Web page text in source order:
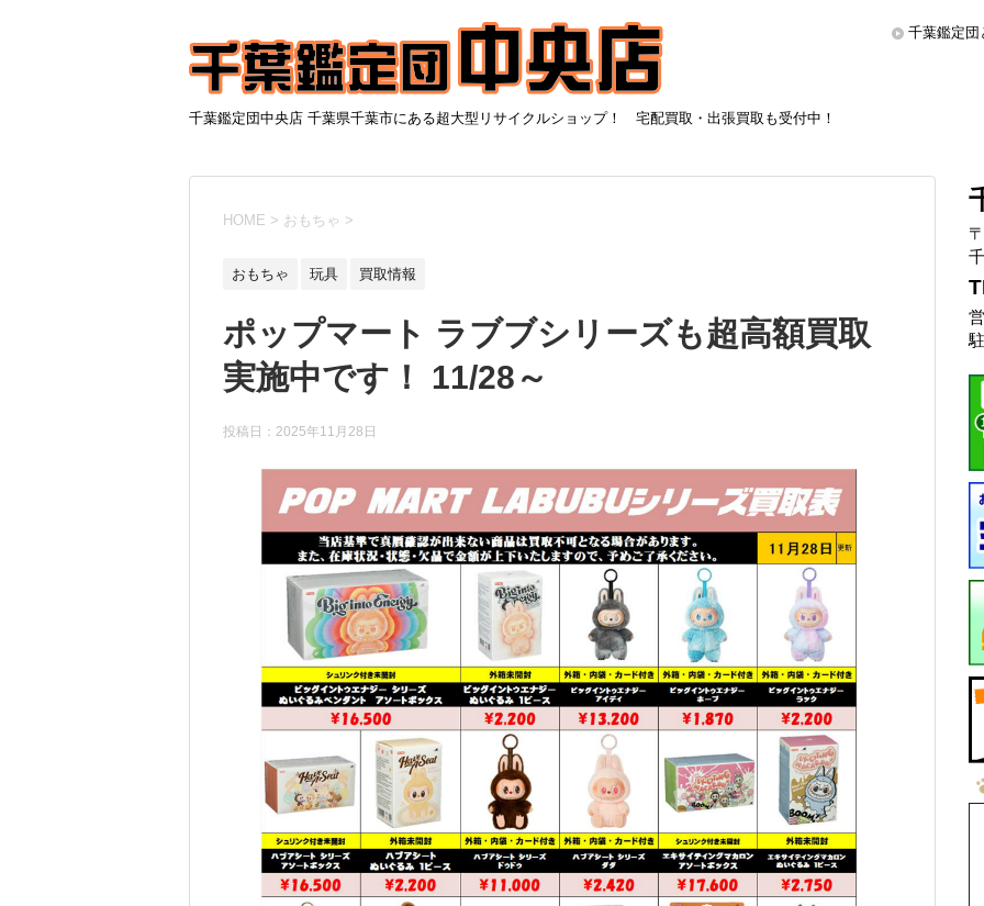
千葉鑑定団中央店 千葉県千葉市にある超大型リサイクルショップ！ 宅配買取・出張買取も受付中！
千葉鑑定団
HOME > おもちゃ >
おもちゃ 玩具 買取情報
ポップマート ラブブシリーズも超高額買取
実施中です！ 11/28～
投稿日： 2025年11月28日